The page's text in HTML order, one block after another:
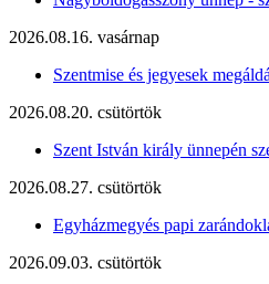
2026.08.16. vasárnap
Szentmise és jegyesek
2026.08.20. csütörtök
Szent István király ünnepén
2026.08.27. csütörtök
Egyházmegyés papi
2026.09.03. csütörtök